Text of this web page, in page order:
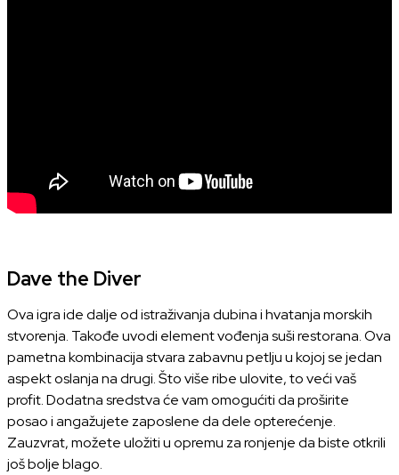
Dave the Diver
Ova igra ide dalje od istraživanja dubina i hvatanja morskih
stvorenja. Takođe uvodi element vođenja suši restorana. Ova
pametna kombinacija stvara zabavnu petlju u kojoj se jedan
aspekt oslanja na drugi. Što više ribe ulovite, to veći vaš
profit. Dodatna sredstva će vam omogućiti da proširite
posao i angažujete zaposlene da dele opterećenje.
Zauzvrat, možete uložiti u opremu za ronjenje da biste otkrili
još bolje blago.